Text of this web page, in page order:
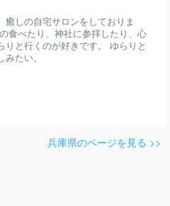
癒しの自宅サロンをしておりま
食べたり、神社に参拝したり、心
りと行くのが好きです。 ゆらりと
たい。
兵庫県のページを見る >>